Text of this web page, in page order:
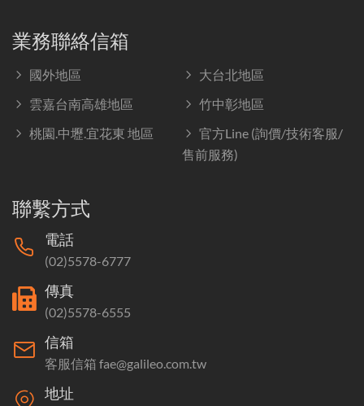
業務聯絡信箱
國外地區
大台北地區
雲嘉台南高雄地區
竹中彰地區
桃園.中壢.宜花東 地區
官方Line (詢價/技術客服/
售前服務)
聯繫方式
電話
(02)5578-6777
傳真
(02)5578-6555
信箱
客服信箱 fae@galileo.com.tw
地址